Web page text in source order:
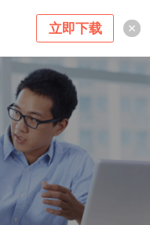
立即下载